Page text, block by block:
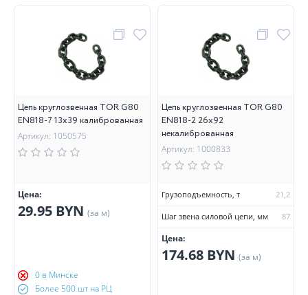
Цепь круглозвенная TOR G80
EN818-7 13х39 калиброванная
Артикул: 1050575
Цена:
29.95 BYN (за м)
0 в Минске
Более 500 шт на РЦ
Цепь круглозвенная TOR G80
EN818-2 26х92
некалиброванная
Артикул: 1000833
Грузоподъемность, т 21,2
Шаг звена силовой цепи, мм 87
Цена:
174.68 BYN (за м)